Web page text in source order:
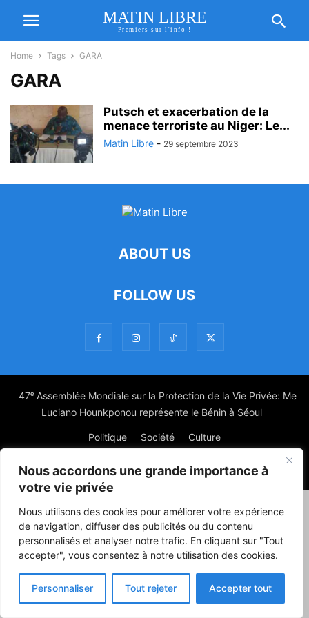
Nous accordons une grande importance à
votre vie privée
Nous utilisons des cookies pour améliorer votre expérience
de navigation, diffuser des publicités ou du contenu
personnalisés et analyser notre trafic. En cliquant sur "Tout
accepter", vous consentez à notre utilisation des cookies.
Personnaliser Tout rejeter Accepter tout
MATIN LIBRE
Premiers sur l'info !
Home Tags GARA
GARA
Putsch et exacerbation de la
menace terroriste au Niger: Le...
Matin Libre - 29 septembre 2023
ABOUT US
FOLLOW US
47ᵉ Assemblée Mondiale sur la Protection de la Vie Privée: Me
Luciano Hounkponou représente le Bénin à Séoul
Politique Société Culture
© Powered by digitXplus Francophone